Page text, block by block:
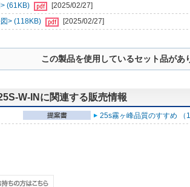
(61KB)
[2025/02/27]
> (118KB)
[2025/02/27]
この製品を使用しているセット品があ
W-INに関連する販売情報
25s霧ヶ峰品質のすすめ （